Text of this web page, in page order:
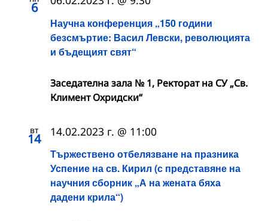
6
Научна конференция „150 години
безсмъртие: Васил Левски, революцията
и бъдещият свят“
Заседателна зала № 1, Ректорат на СУ „Св.
Климент Охридски“
вт
14
Тържествено отбелязване на празника
Успение на св. Кирил (с представяне на
научния сборник „А на жената бяха
дадени крила“)
14.02.2023 г. @ 11:00